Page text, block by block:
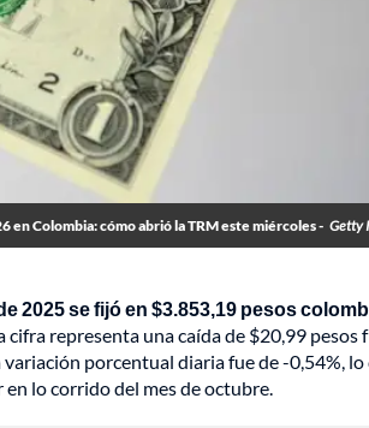
en Colombia: cómo abrió la TRM este miércoles - Getty
2025 se fijó en $3.853,19 pesos
cifra representa una caída de $20,99 pesos
variación porcentual diaria fue de -0,54%, lo
lo corrido del mes de octubre.